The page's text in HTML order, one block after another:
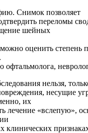
Снимок позволяет
переломы
шейных
оценить степень
офтальмолога,
нельзя,
несущие
их
лечение «вслепую»,
клинических